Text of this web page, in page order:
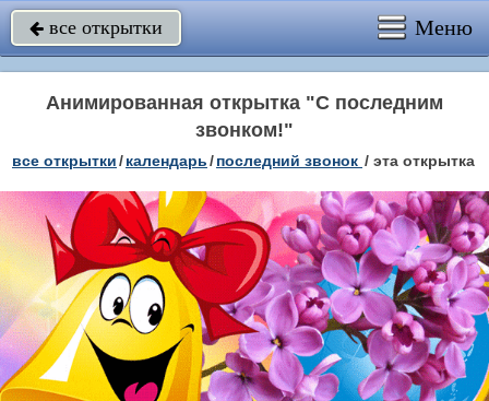
 все открытки Меню
Анимированная открытка "С последним
звонком!"
все открытки/календарь/последний звонок / эта открытка